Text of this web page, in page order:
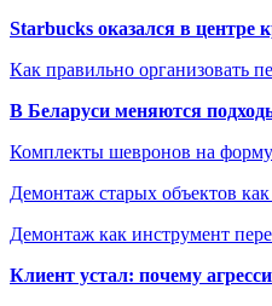
Starbucks оказался в центре
Как правильно организовать
В Беларуси меняются
Комплекты шевронов на
Демонтаж старых объектов
Демонтаж как инструмент
Клиент устал: почему